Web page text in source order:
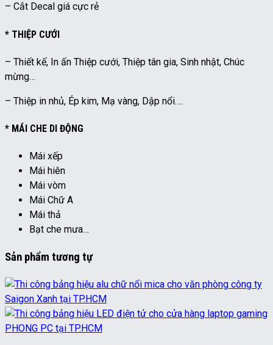
– Cắt Decal giá cực rẻ
* THIỆP CƯỚI
– Thiết kế, In ấn Thiệp cưới, Thiệp tân gia, Sinh nhật, Chúc
mừng…
– Thiệp in nhủ, Ép kim, Mạ vàng, Dập nổi….
* MÁI CHE DI ĐỘNG
Mái xếp
Mái hiên
Mái vòm
Mái Chữ A
Mái thả
Bạt che mưa…
Sản phẩm tương tự